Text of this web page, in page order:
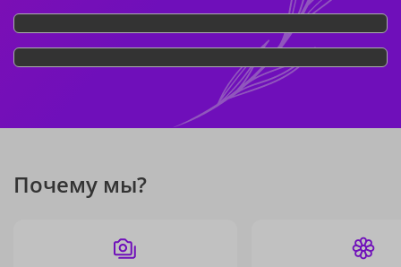
Почему мы?